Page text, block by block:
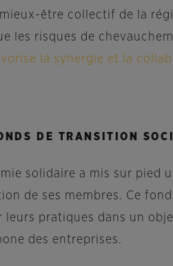
être collectif de la
les risques de
la synergie et la
DE TRANSITION
solidaire a mis sur
de ses membres. Ce
leurs pratiques dans un
des entreprises.